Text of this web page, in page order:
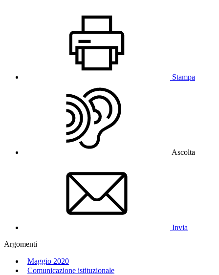
Stampa
Ascolta
Invia
Argomenti
Maggio 2020
Comunicazione istituzionale